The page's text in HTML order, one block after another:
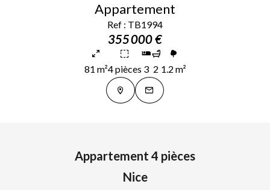
Appartement
Ref : TB1994
355 000 €
81 m²4 pièces 3 2 1.2 m²
Appartement 4 pièces
Nice